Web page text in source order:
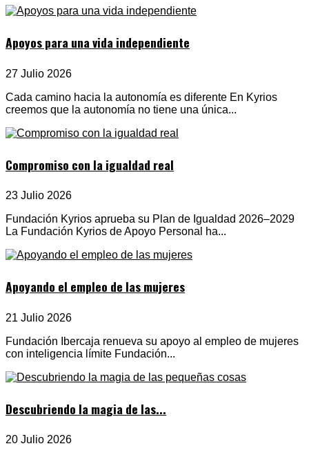
Apoyos para una vida independiente
27 Julio 2026
Cada camino hacia la autonomía es diferente En Kyrios
creemos que la autonomía no tiene una única...
Compromiso con la igualdad real
23 Julio 2026
Fundación Kyrios aprueba su Plan de Igualdad 2026–2029
La Fundación Kyrios de Apoyo Personal ha...
Apoyando el empleo de las mujeres
21 Julio 2026
Fundación Ibercaja renueva su apoyo al empleo de mujeres
con inteligencia límite Fundación...
Descubriendo la magia de las...
20 Julio 2026